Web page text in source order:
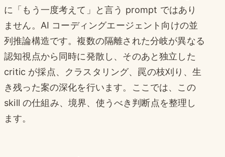
に「もう一度考えて」と言う prompt ではあり
ません。AI コーディングエージェント向けの並
列推論構造です。複数の隔離された分岐が異なる
認知視点から同時に発散し、そのあと独立した
critic が採点、クラスタリング、罠の枝刈り、生
き残った案の深化を行います。ここでは、この
skill の仕組み、境界、使うべき判断点を整理し
ます。